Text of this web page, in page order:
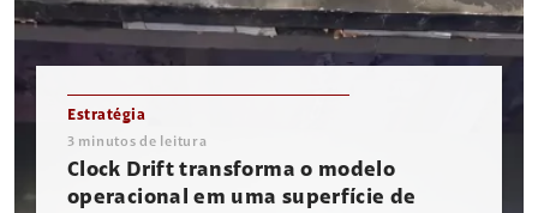
Estratégia
3 minutos de leitura
Clock Drift transforma o modelo
operacional em uma superfície de